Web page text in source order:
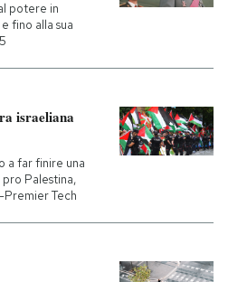
potere in
fino alla sua
israeliana
a far finire una
Palestina,
Tech